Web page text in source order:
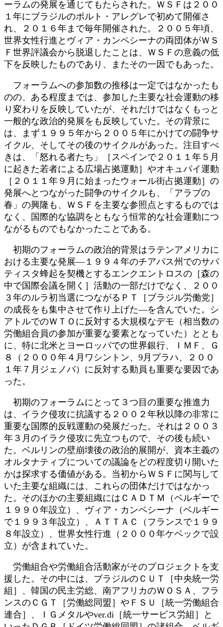
ーラムの発展を通じてもたらされた。ＷＳＦは２００
１年にブラジルのポルト・アレグレで初めて開催さ
れ、２０１６年まで毎年開催された。２００５年頃、
世界女性行進とヴィア・カンペシーナの両団体がＷＳ
Ｆ世界評議会から脱退したことは、ＷＳＦの意義の低
下を反映したものであり、またその一因でもあった。
フォーラムへの参加数の推移は一定ではなかったも
のの、ある程度までは、参加した主要な社会運動の移
り変わりを反映していたが、それだけではなくもっと
一般的な政治的発展をも反映していた。その背景に
は、まず１９９５年から２００５年にかけての闘争サ
イクル、そしてその後のサイクルがあった。注目すべ
きは、「怒れる者たち」［スペインで２０１１年５月
に起きた若者による広場占拠運動］やオキュパイ運動
［２０１１年９月に始まったウォール街占拠運動］の
発展へとつながった闘争のサイクルも、「アラブの
春」の興隆も、ＷＳＦを主要な参照点とするものでは
なく、国際的な協調をともなう恒常的な社会運動につ
ながるものでもなかったことである。
初期のフォーラムの政治的背景はラテンアメリカに
おける主要な発展―１９９４年のチアパス州でのサパ
ティスタ蜂起を契機とするエンクエントロスの［森の
中で国際会議を開く］活動の一部だけでなく、２００
３年のルラ初当選につながるＰＴ［ブラジル労働党］
の成長をも集中させて作り上げた―を含んでいた。シ
アトルでのＷＴＯに反対する大規模なデモ（相当数の
労働組合員の参加が重要な要素となっていた）ととも
に、特に北米とヨーロッパでの世界銀行、ＩＭＦ、Ｇ
８（２０００年４月ワシントン、9月プラハ、２００
１年７月ジェノバ）に反対する動員も重要な要因であ
った。
初期のフォーラムにとって３つ目の重要な推進力
は、イラク侵攻に抗議する２００２年秋以降の非常に
重要な国際的反戦運動の発展だった。それは２００３
年３月のイラク侵攻に先立つもので、その後も続い
た。ベルリンの壁崩壊後の政治的展開が、資本主義の
オルタナティブについての議論をどの程度切り開いた
かは探求する価値がある。当初からＷＳＦに関与して
いた主要な組織には、これらの団体だけではなかっ
た。そのほかの主要組織にはＣＡＤＴＭ（ベルギーで
１９９０年設立）、ヴィア・カンペシーナ（ベルギー
で１９９３年設立）、ＡＴＴＡＣ（フランスで１９９
８年設立）、世界女性行進（２０００年ケベックで設
立）が含まれていた。
労働組合や労働組合活動家がそのプロジェクトを支
援した。その中には、ブラジルのＣＵＴ［中央統一労
組］、韓国の民主労総、南アフリカのＷＯＳＡ、フラ
ンスのＣＧＴ［労働総同盟］やＦＳＵ［統一労働組合
連合］、ＩＧメタルやver.di［統一サービス労組］と